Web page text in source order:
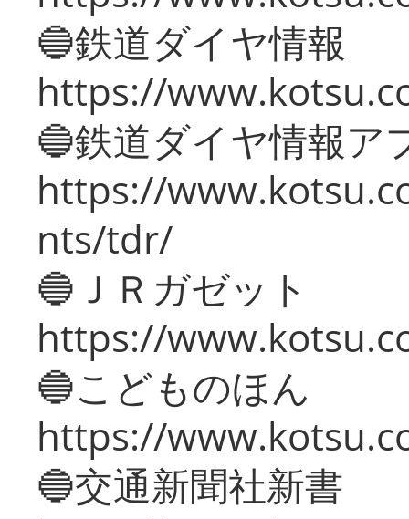
🔵鉄道ダイヤ情報
https://
🔵鉄道ダイヤ情報ア
https://
nts/tdr/
🔵ＪＲガゼット
https://
🔵こどものほん
https://
🔵交通新聞社新書